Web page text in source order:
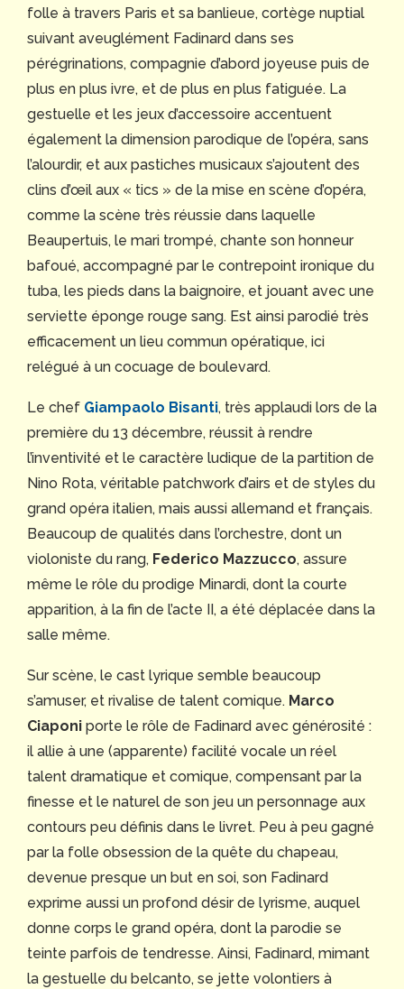
folle à travers Paris et sa banlieue, cortège nuptial
suivant aveuglément Fadinard dans ses
pérégrinations, compagnie d’abord joyeuse puis de
plus en plus ivre, et de plus en plus fatiguée. La
gestuelle et les jeux d’accessoire accentuent
également la dimension parodique de l’opéra, sans
l’alourdir, et aux pastiches musicaux s’ajoutent des
clins d’œil aux « tics » de la mise en scène d’opéra,
comme la scène très réussie dans laquelle
Beaupertuis, le mari trompé, chante son honneur
bafoué, accompagné par le contrepoint ironique du
tuba, les pieds dans la baignoire, et jouant avec une
serviette éponge rouge sang. Est ainsi parodié très
efficacement un lieu commun opératique, ici
relégué à un cocuage de boulevard.
Le chef Giampaolo Bisanti, très applaudi lors de la
première du 13 décembre, réussit à rendre
l’inventivité et le caractère ludique de la partition de
Nino Rota, véritable patchwork d’airs et de styles du
grand opéra italien, mais aussi allemand et français.
Beaucoup de qualités dans l’orchestre, dont un
violoniste du rang, Federico Mazzucco, assure
même le rôle du prodige Minardi, dont la courte
apparition, à la fin de l’acte II, a été déplacée dans la
salle même.
Sur scène, le cast lyrique semble beaucoup
s’amuser, et rivalise de talent comique. Marco
Ciaponi porte le rôle de Fadinard avec générosité :
il allie à une (apparente) facilité vocale un réel
talent dramatique et comique, compensant par la
finesse et le naturel de son jeu un personnage aux
contours peu définis dans le livret. Peu à peu gagné
par la folle obsession de la quête du chapeau,
devenue presque un but en soi, son Fadinard
exprime aussi un profond désir de lyrisme, auquel
donne corps le grand opéra, dont la parodie se
teinte parfois de tendresse. Ainsi, Fadinard, mimant
la gestuelle du belcanto, se jette volontiers à